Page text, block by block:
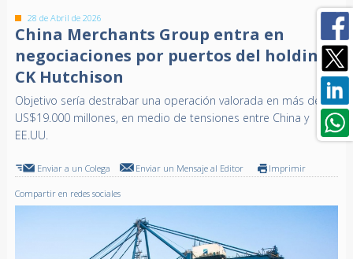
28 de Abril de 2026
China Merchants Group entra en
negociaciones por puertos del holding
CK Hutchison
Objetivo sería destrabar una operación valorada en más de
US$19.000 millones, en medio de tensiones entre China y
EE.UU.
Enviar a un Colega Enviar un Mensaje al Editor Imprimir
Compartir en redes sociales